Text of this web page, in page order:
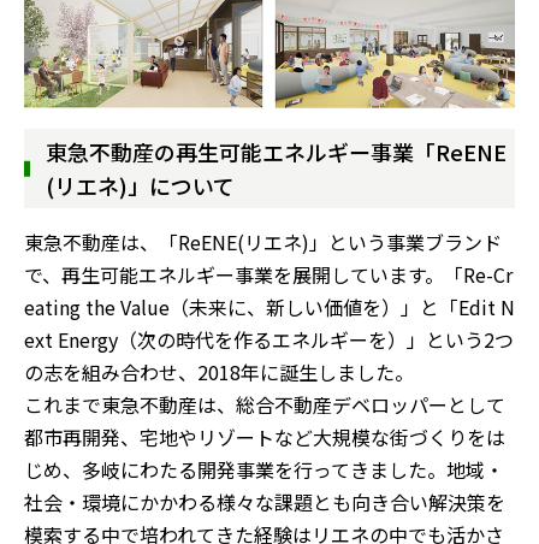
東急不動産の再生可能エネルギー事業「ReENE
(リエネ)」について
東急不動産は、「ReENE(リエネ)」という事業ブランド
で、再生可能エネルギー事業を展開しています。「Re-Cr
eating the Value（未来に、新しい価値を）」と「Edit N
ext Energy（次の時代を作るエネルギーを）」という2つ
の志を組み合わせ、2018年に誕生しました。
これまで東急不動産は、総合不動産デベロッパーとして
都市再開発、宅地やリゾートなど大規模な街づくりをは
じめ、多岐にわたる開発事業を行ってきました。地域・
社会・環境にかかわる様々な課題とも向き合い解決策を
模索する中で培われてきた経験はリエネの中でも活かさ